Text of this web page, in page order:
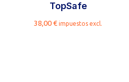
TopSafe
38,00€ impuestos excl.